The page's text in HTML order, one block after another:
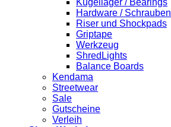
Kugellager / Bearings
Hardware / Schrauben
Riser und Shockpads
Griptape
Werkzeug
ShredLights
Balance Boards
Kendama
Streetwear
Sale
Gutscheine
Verleih